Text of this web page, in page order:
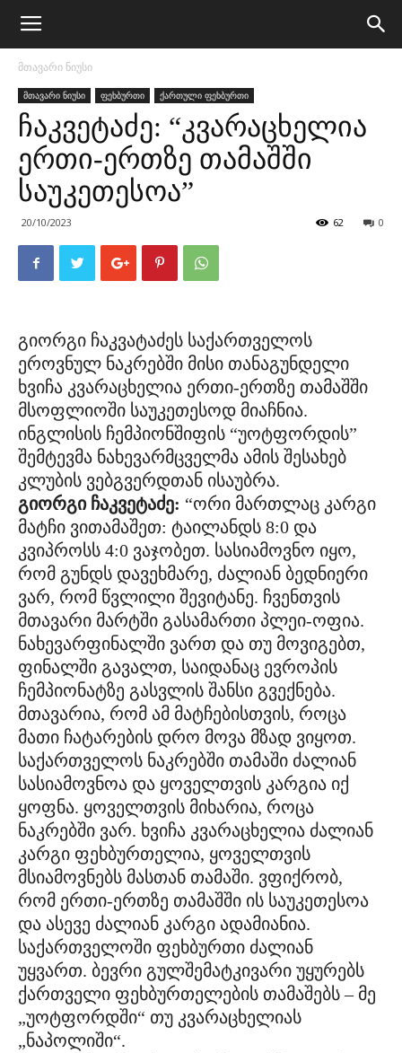
მთავარი ნიუსი
მთავარი ნიუსი ფეხბურთი ქართული ფეხბურთი
ჩაკვეტაძე: “კვარაცხელია
ერთი-ერთზე თამაშში
საუკეთესოა”
20/10/2023 0
62
გიორგი ჩაკვატაძეს საქართველოს
ეროვნულ ნაკრებში მისი თანაგუნდელი
ხვიჩა კვარაცხელია ერთი-ერთზე თამაშში
მსოფლიოში საუკეთესოდ მიაჩნია.
ინგლისის ჩემპიონშიფის “უოტფორდის”
შემტევმა ნახევარმცველმა ამის შესახებ
კლუბის ვებგვერდთან ისაუბრა.
გიორგი ჩაკვეტაძე: “ორი მართლაც კარგი
მატჩი ვითამაშეთ: ტაილანდს 8:0 და
კვიპროსს 4:0 ვაჯობეთ. სასიამოვნო იყო,
რომ გუნდს დავეხმარე, ძალიან ბედნიერი
ვარ, რომ წვლილი შევიტანე. ჩვენთვის
მთავარი მარტში გასამართი პლეი-ოფია.
ნახევარფინალში ვართ და თუ მოვიგებთ,
ფინალში გავალთ, საიდანაც ევროპის
ჩემპიონატზე გასვლის შანსი გვექნება.
მთავარია, რომ ამ მატჩებისთვის, როცა
მათი ჩატარების დრო მოვა მზად ვიყოთ.
საქართველოს ნაკრებში თამაში ძალიან
სასიამოვნოა და ყოველთვის კარგია იქ
ყოფნა. ყოველთვის მიხარია, როცა
ნაკრებში ვარ. ხვიჩა კვარაცხელია ძალიან
კარგი ფეხბურთელია, ყოველთვის
მსიამოვნებს მასთან თამაში. ვფიქრობ,
რომ ერთი-ერთზე თამაშში ის საუკეთესოა
და ასევე ძალიან კარგი ადამიანია.
საქართველოში ფეხბურთი ძალიან
უყვართ. ბევრი გულშემატკივარი უყურებს
ქართველი ფეხბურთელების თამაშებს – მე
„უოტფორდში“ თუ კვარაცხელიას
„ნაპოლიში“.